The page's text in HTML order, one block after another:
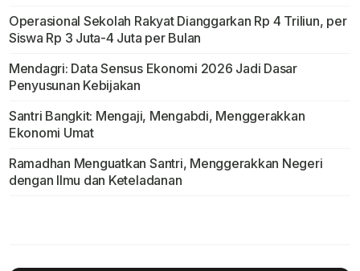
Operasional Sekolah Rakyat Dianggarkan Rp 4 Triliun, per
Siswa Rp 3 Juta-4 Juta per Bulan
Mendagri: Data Sensus Ekonomi 2026 Jadi Dasar
Penyusunan Kebijakan
Santri Bangkit: Mengaji, Mengabdi, Menggerakkan
Ekonomi Umat
Ramadhan Menguatkan Santri, Menggerakkan Negeri
dengan Ilmu dan Keteladanan